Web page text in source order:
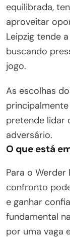
equilibrada,
aproveitar
Leipzig tende
buscando
jogo.
As escolhas
pretende lidar
adversário.
O que está
Para o
confronto
e ganhar
fundamental
por uma vaga